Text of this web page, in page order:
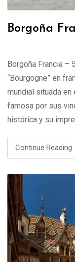
Borgoña
Borgoña Francia –
“Bourgogne” en
mundial situada en
famosa por sus
histórica y su
Saône-et-Loire,
Continue Reading